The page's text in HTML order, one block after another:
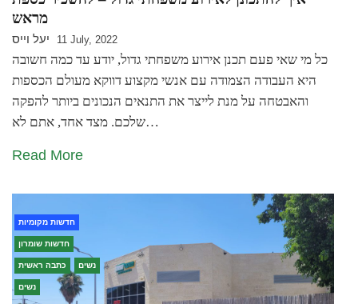
מראש
יעל וייס 11 July, 2022
כל מי שאי פעם תכנן אירוע משפחתי גדול, יודע עד כמה חשובה
היא העבודה הצמודה עם אנשי מקצוע דווקא מעולם הכספות
והאבטחה על מנת לייצר את התנאים הנכונים ביותר להפקה
שלכם. מצד אחד, אתם לא…
Read More
חדשות מקומיות
חדשות שומרון
כתבה ראשית נשים
נשים